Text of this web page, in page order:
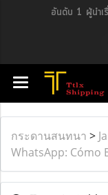
อันดับ 1 ผู้นำเ
กระดานสนทนา >
WhatsApp: Cómo